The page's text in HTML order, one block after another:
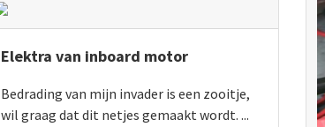
Elektra van inboard motor
Bedrading van mijn invader is een zooitje,
wil graag dat dit netjes gemaakt wordt. ...